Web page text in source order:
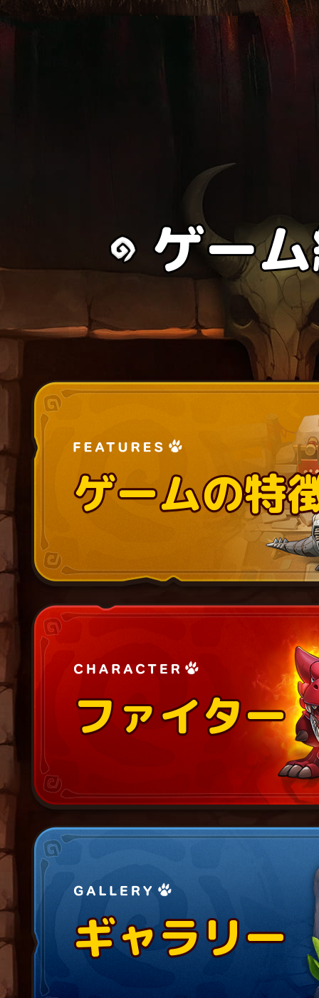
ゲー
ゲー
ゲームの特
ゲームの特
ゲームの特
ファイター
ファイター
ファイター
ギャラリー
ギャラリー
ギャラリー